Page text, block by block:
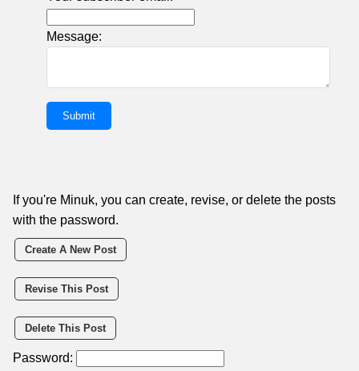
Message:
If you're Minuk, you can create, revise, or delete the posts
with the password.
Create A New Post
Revise This Post
Delete This Post
Password: